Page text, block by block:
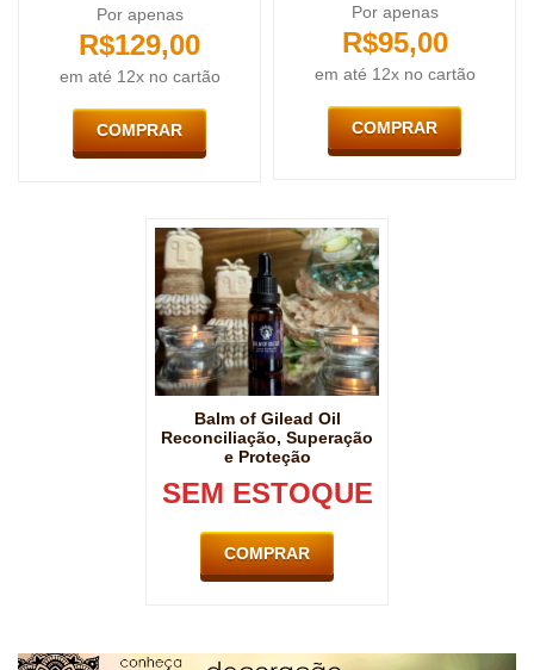
Por apenas
R$129,00
em até 12x no cartão
COMPRAR
Por apenas
R$95,00
em até 12x no cartão
COMPRAR
Balm of Gilead Oil
Reconciliação, Superação
e Proteção
SEM ESTOQUE
COMPRAR